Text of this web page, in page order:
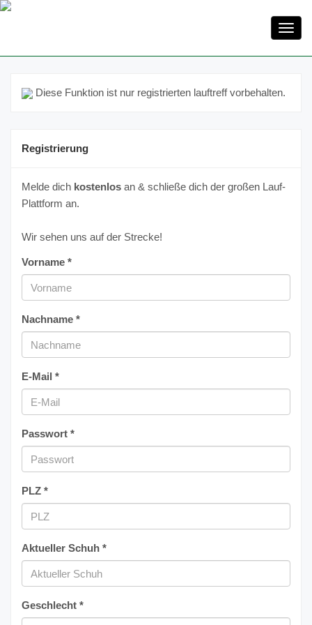
Diese Funktion ist nur registrierten lauftreff vorbehalten.
Registrierung
Melde dich kostenlos an & schließe dich der großen Lauf-
Plattform an.
Wir sehen uns auf der Strecke!
Vorname *
Nachname *
E-Mail *
Passwort *
PLZ *
Aktueller Schuh *
Geschlecht *